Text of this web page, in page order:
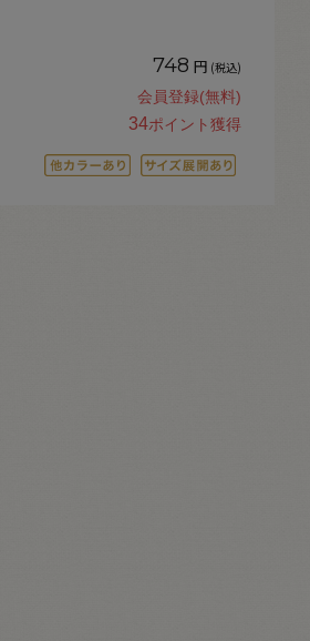
748 円 (税込)
会員登録(無料)
34ポイント獲得